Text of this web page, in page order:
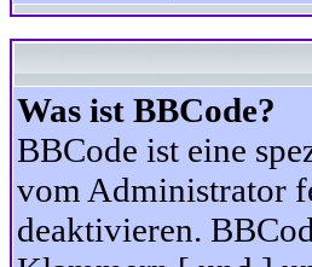
Was ist BBCode?
BBCode ist eine
vom Administrator
deaktivieren.